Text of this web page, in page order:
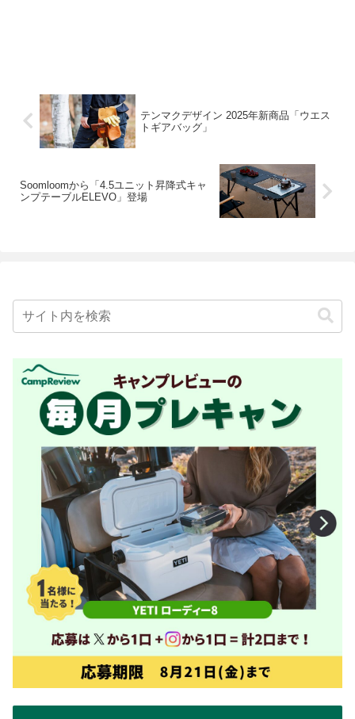
テンマクデザイン 2025年新商品「ウエス
トギアバッグ」
Soomloomから「4.5ユニット昇降式キャ
ンプテーブルELEVO」登場